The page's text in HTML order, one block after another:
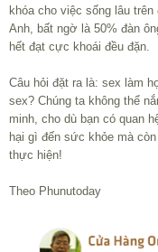
khóa cho việc sống lâu
Anh, bất ngờ là 50% đàn
hết đạt cực khoái đều đặn.
Câu hỏi đặt ra là: sex làm
sex? Chúng ta không thể
minh, cho dù bạn có quan
hại gì đến sức khỏe mà
thực hiện!
Theo Phunutoday